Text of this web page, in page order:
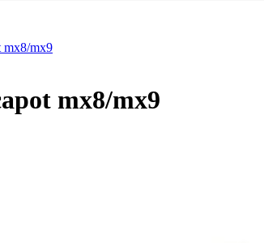
mx8/mx9
mx8/mx9